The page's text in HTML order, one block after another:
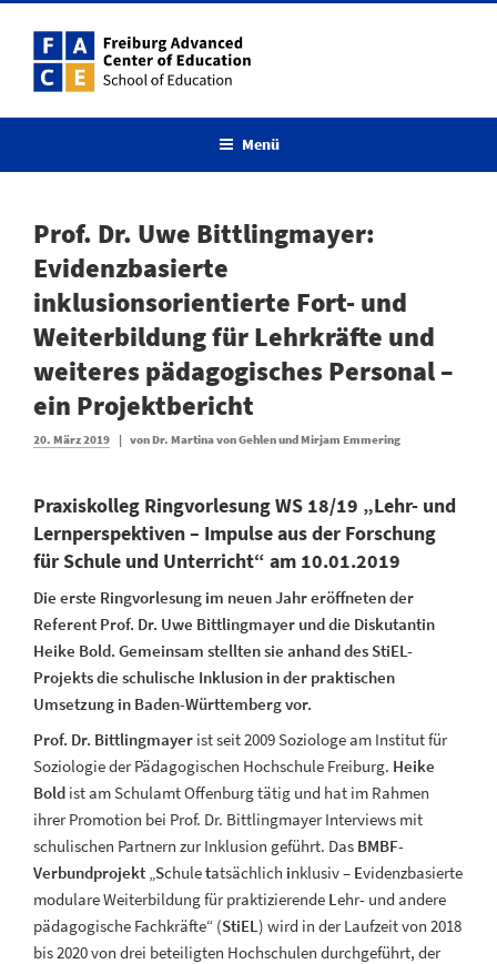
Inhalt
springen
Menü
Prof. Dr. Uwe Bittlingmayer:
Evidenzbasierte
inklusionsorientierte Fort- und
Weiterbildung für Lehrkräfte und
weiteres pädagogisches Personal –
ein Projektbericht
Veröffentlicht
20. März 2019 | vonDr. Martina von Gehlen und Mirjam Emmering
Praxiskolleg Ringvorlesung WS 18/19 „Lehr- und
Lernperspektiven – Impulse aus der Forschung
für Schule und Unterricht“ am 10.01.2019
Die erste Ringvorlesung im neuen Jahr eröffneten der
Referent Prof. Dr. Uwe Bittlingmayer und die Diskutantin
Heike Bold. Gemeinsam stellten sie anhand des StiEL-
Projekts die schulische Inklusion in der praktischen
Umsetzung in Baden-Württemberg vor.
Prof. Dr. Bittlingmayer ist seit 2009 Soziologe am Institut für
Soziologie der Pädagogischen Hochschule Freiburg. Heike
Bold ist am Schulamt Offenburg tätig und hat im Rahmen
ihrer Promotion bei Prof. Dr. Bittlingmayer Interviews mit
schulischen Partnern zur Inklusion geführt. Das BMBF-
Verbundprojekt Schuletatsächlich inklusiv – Evidenzbasierte
modulare Weiterbildung für praktizierende L ehr- und andere
pädagogische Fachkräfte“ (StiEL ) wird in der Laufzeit von 2018
bis 2020 von drei beteiligten Hochschulen durchgeführt, der